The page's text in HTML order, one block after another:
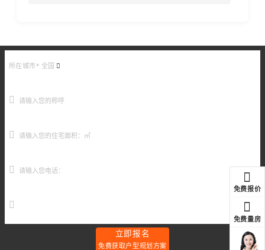
所在城市* 全国
元
立即报名
免费获取户型规划方案
免费报价
免费量房